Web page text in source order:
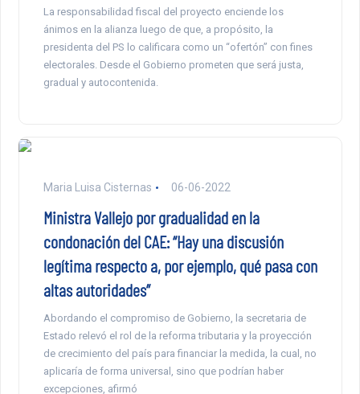
La responsabilidad fiscal del proyecto enciende los
ánimos en la alianza luego de que, a propósito, la
presidenta del PS lo calificara como un “ofertón” con fines
electorales. Desde el Gobierno prometen que será justa,
gradual y autocontenida.
Maria Luisa Cisternas 06-06-2022
Ministra Vallejo por gradualidad en la
condonación del CAE: “Hay una discusión
legítima respecto a, por ejemplo, qué pasa con
altas autoridades”
Abordando el compromiso de Gobierno, la secretaria de
Estado relevó el rol de la reforma tributaria y la proyección
de crecimiento del país para financiar la medida, la cual, no
aplicaría de forma universal, sino que podrían haber
excepciones, afirmó